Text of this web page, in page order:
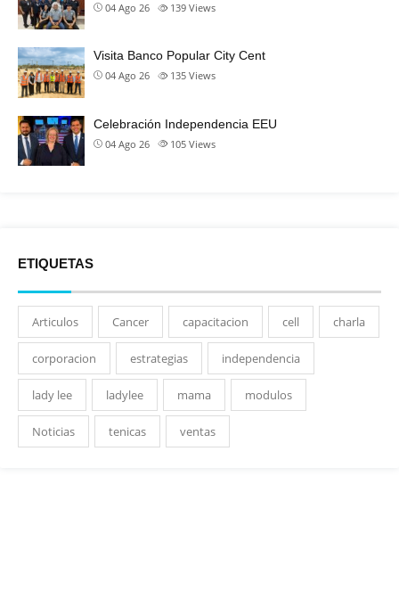
04 Ago 26 139 Views
Visita Banco Popular City Cent
04 Ago 26 135 Views
Celebración Independencia EEU
04 Ago 26 105 Views
ETIQUETAS
Articulos Cancer capacitacion cell charla
corporacion estrategias independencia
lady lee ladylee mama modulos
Noticias tenicas ventas